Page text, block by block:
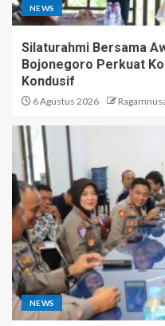
NEWS
Silaturahmi Bersama
Bojonegoro Perkuat
Kondusif
6 Agustus 2026
NEWS